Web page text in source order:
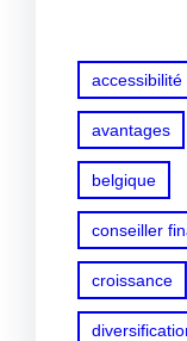
accessibilité
avantages
belgique
conseiller
croissance